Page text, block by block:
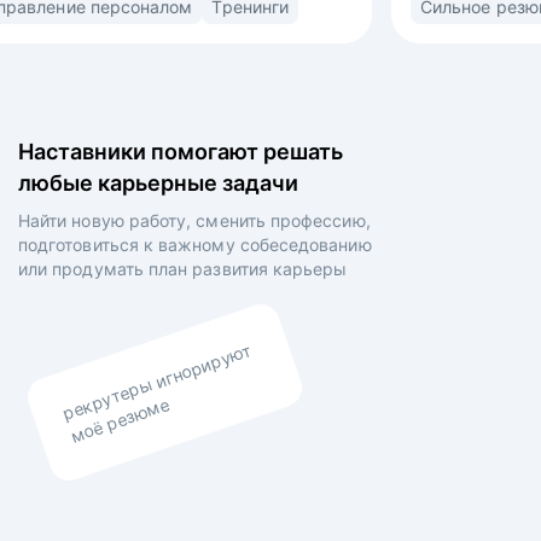
•
итогам
(market/product fit) в найме. Знаю ожидания
Выравниваю ваши личные цели и планы
работодателя.
Управление персоналом
Тренинги
Наставники помогают решать
любые карьерные задачи
Найти новую работу, сменить профессию,
подготовиться к важному собеседованию
или продумать план развития карьеры
рекрутеры игнорируют
моё резюме